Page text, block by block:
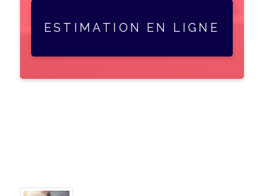
ESTIMATION EN LIGNE